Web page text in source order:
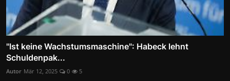
"Ist keine Wachstumsmaschine": Habeck lehnt
Schuldenpak...
Autor Mär 12, 2025 0 5